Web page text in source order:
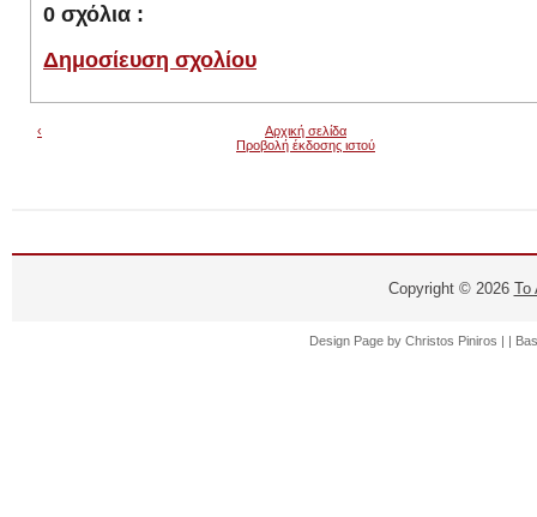
0 σχόλια :
Δημοσίευση σχολίου
‹
Αρχική σελίδα
Προβολή έκδοσης ιστού
Copyright © 2026 Το
Design Page by Christos Piniros | |